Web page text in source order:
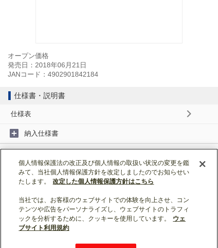
オープン価格
発売日：2018年06月21日
JANコード：4902901842184
仕様書・説明書
仕様表
納入仕様書
据付工事説明書
ページトップへ戻る
表示モード：
ウェブサイト利用規約
個人情報保護法の改正及び個人情報の取扱い状況の変更を鑑
みて、当社個人情報保護方針を改定しましたのでお知らせい
たします。
改定した個人情報保護方針はこちら
当社では、お客様のウェブサイトでの体験を向上させ、コン
テンツや広告をパーソナライズし、ウェブサイトのトラフィ
ックを分析するために、クッキーを使用しています。
ウェ
ブサイト利用規約